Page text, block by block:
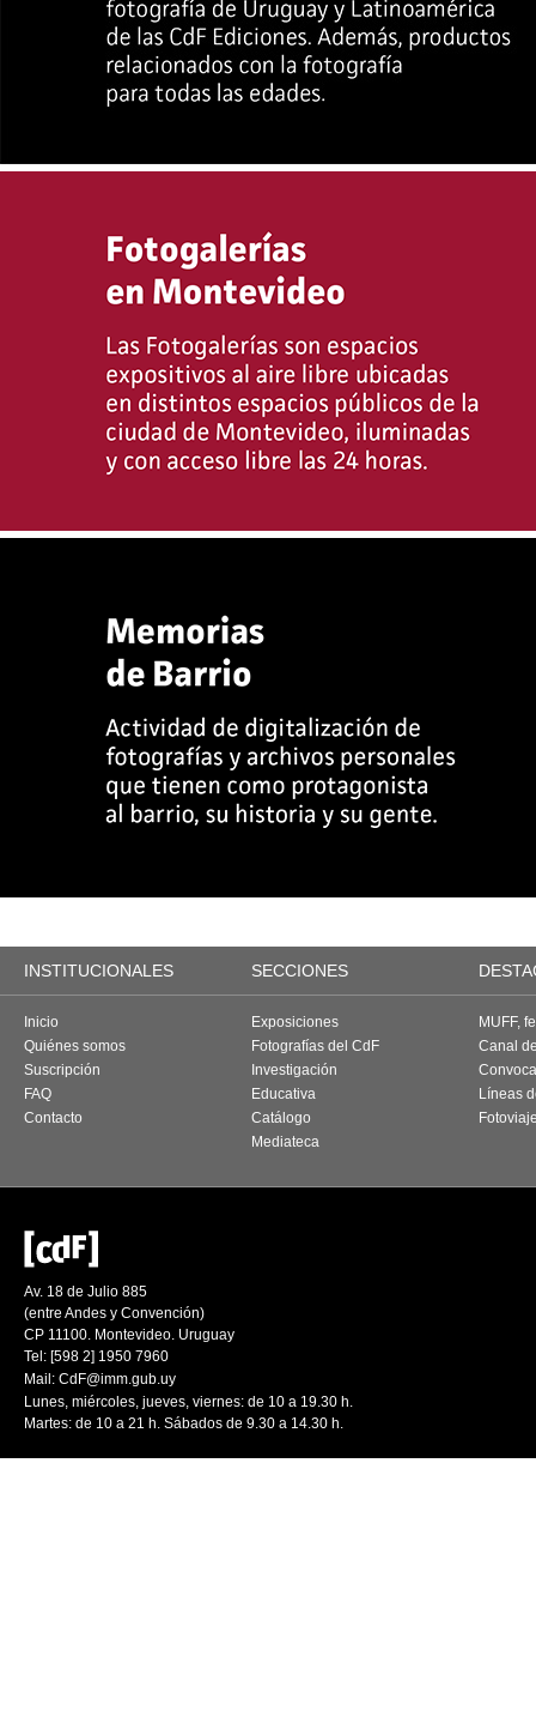
INSTITUCIONALES SECCIONES
Inicio
Quiénes somos
Suscripción
FAQ
Contacto
Exposiciones
Fotografías del CdF
Investigación
Educativa
Catálogo
Mediateca
MUFF,
Canal
Líneas
Av. 18 de Julio 885
(entre Andes y Convención)
CP 11100. Montevideo. Uruguay
Tel: [598 2] 1950 7960
Mail: CdF@imm.gub.uy
Lunes, miércoles, jueves, viernes: de 10 a 19.30 h.
Martes: de 10 a 21 h. Sábados de 9.30 a 14.30 h.